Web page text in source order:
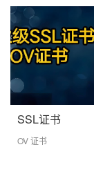
SSL证书
OV 证书